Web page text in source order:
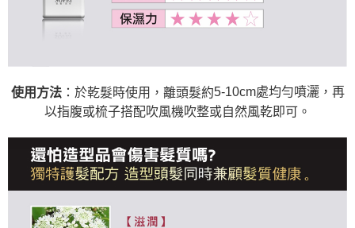
使用方法：於乾髮時使用，離頭髮約5-10cm處均勻噴灑，再
以指腹或梳子搭配吹風機吹整或自然風乾即可。